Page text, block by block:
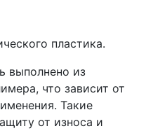
пластика.
выполнено из
что зависит от
Такие
от износа и